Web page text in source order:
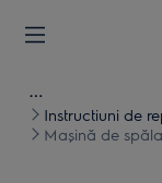
Instructiuni de
spalat uscate
Mașină de